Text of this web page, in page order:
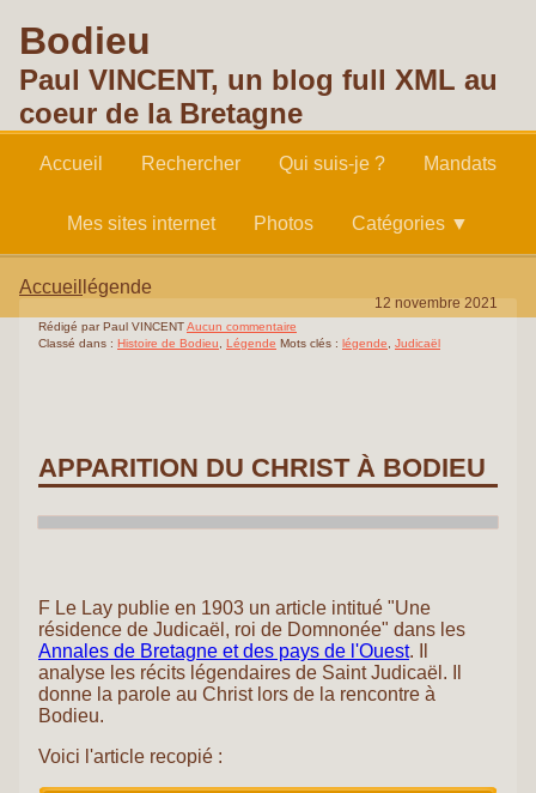
Bodieu
Paul VINCENT, un blog full XML au
coeur de la Bretagne
Accueil Rechercher Qui suis-je ? Mandats
Mes sites internet Photos Catégories ▼
Accueil légende
APPARITION DU CHRIST À BODIEU
F Le Lay publie en 1903 un article intitué "Une
résidence de Judicaël, roi de Domnonée" dans les
Annales de Bretagne et des pays de l'Ouest. Il
analyse les récits légendaires de Saint Judicaël. Il
donne la parole au Christ lors de la rencontre à
Bodieu.
Voici l'article recopié :
12 novembre 2021
Rédigé par Paul VINCENTAucun commentaire
Classé dans : Histoire de Bodieu Légende Mots clés : légende Judicaël